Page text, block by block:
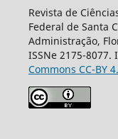
Revista de
Federal de Santa
Administração,
ISSNe 2175-8077.
Commons CC-BY